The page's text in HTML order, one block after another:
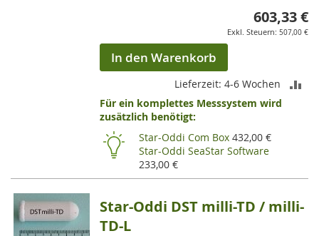
603,33 €
507,00 €
In den Warenkorb
Lieferzeit: 4-6 Wochen
Für ein komplettes Messsystem wird
zusätzlich benötigt:
Star-Oddi Com Box 432,00 €
Star-Oddi SeaStar Software
233,00 €
Star-Oddi DST milli-TD / milli-
TD-L